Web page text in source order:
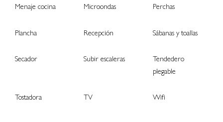
Menaje cocina Microondas Perchas
Plancha Recepción Sábanas y toallas
Secador Subir escaleras
Tendedero
plegable
Tostadora TV Wifi